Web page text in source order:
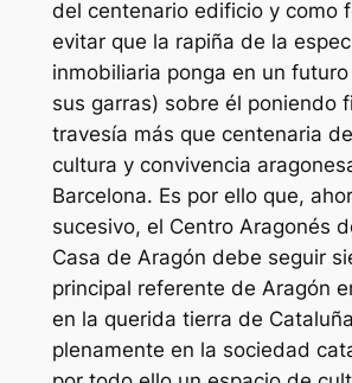
del centenario edificio y como
evitar que la rapiña de la
inmobiliaria ponga en un
sus garras) sobre él poniendo
travesía más que centenaria
cultura y convivencia
Barcelona. Es por ello que,
sucesivo, el Centro Aragonés
Casa de Aragón debe seguir
principal referente de Aragón
en la querida tierra de
plenamente en la sociedad